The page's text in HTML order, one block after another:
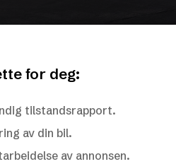
for deg:
tilstandsrapport.
av din bil.
av annonsen.